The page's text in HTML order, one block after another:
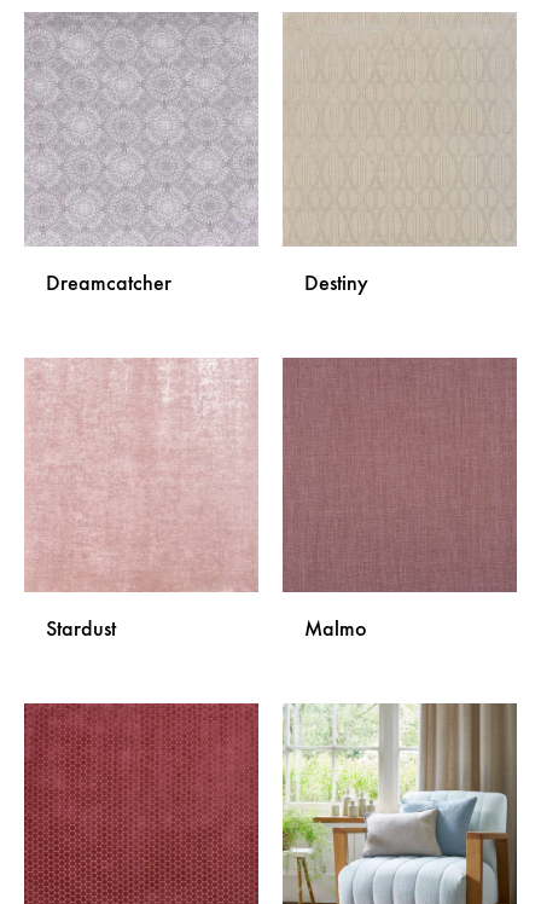
DODAJ
NA
LISTU
ŽELJA
NA
Dreamcatcher
DODAJ
NA
LISTU
ŽELJA
Destiny
LISTU
ŽELJA
Stardust
DODAJ
NA
LISTU
ŽELJA
Malmo
ŽELJA